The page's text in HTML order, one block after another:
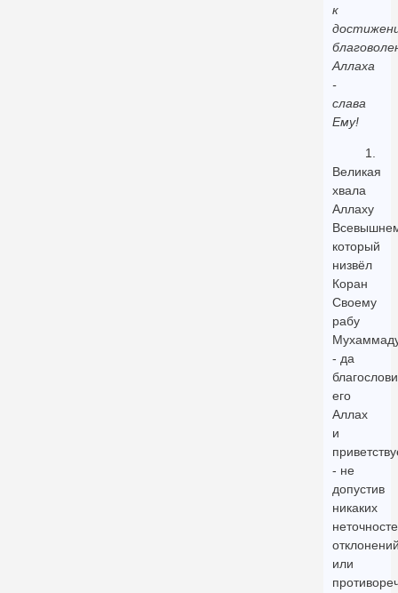
к
Аллаха
-
слава
Ему!
1.
Великая
хвала
Аллаху
который
низвёл
Коран
Своему
рабу
- да
его
Аллах
и
- не
допустив
никаких
или